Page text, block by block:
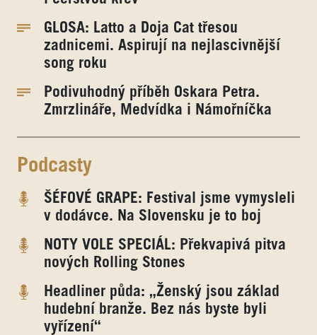
GLOSA: Latto a Doja Cat třesou
zadnicemi. Aspirují na nejlascivnější
song roku
Podivuhodný příběh Oskara Petra.
Zmrzlináře, Medvídka i Námořníčka
Podcasty
ŠÉFOVÉ GRAPE: Festival jsme vymysleli
v dodávce. Na Slovensku je to boj
NOTY VOLE SPECIÁL: Překvapivá pitva
nových Rolling Stones
Headliner půda: „Ženský jsou základ
hudební branže. Bez nás byste byli
vyřízení“